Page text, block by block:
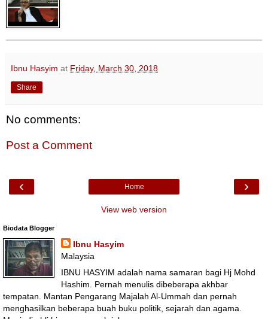
Ibnu Hasyim at Friday, March 30, 2018
Share
No comments:
Post a Comment
‹ ›
Home
View web version
Biodata Blogger
Ibnu Hasyim
Malaysia
IBNU HASYIM adalah nama samaran bagi Hj Mohd
Hashim. Pernah menulis dibeberapa akhbar
tempatan. Mantan Pengarang Majalah Al-Ummah dan pernah
menghasilkan beberapa buah buku politik, sejarah dan agama.